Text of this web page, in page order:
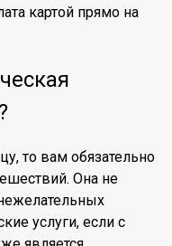
картой прямо на
то вам обязательно
Она не
услуги, если с